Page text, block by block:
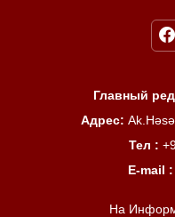
Главный
Адрес:
Тел :
E-mail :
На